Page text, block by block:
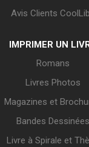
Avis Clients
IMPRIMER UN
Romans
Livres Photos
Magazines et
Bandes Dessinées
Livre à Spirale et